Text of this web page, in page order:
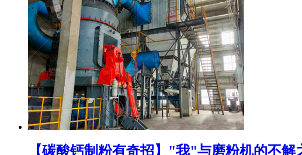
【碳酸钙制粉有奇招】"我"与磨粉机的不解